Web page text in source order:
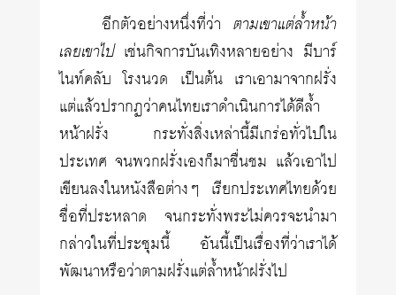
อีกตัวอย่างหนึ่งที่ว่า ตามเขาแต่ล้ำหน้า
เลยเขาไปเช่นกิจการบันเทิงหลายอย่าง มีบาร์
ไนท์คลับ โรงนวด เป็นต้น เราเอามาจากฝรั่ง
แต่แล้วปรากฏว่าคนไทยเราดำเนินการได้ดีล้ำ
หน้าฝรั่ง กระทั่งสิ่งเหล่านี้มีเกร่อทั่วไปใน
ประเทศ จนพวกฝรั่งเองก็มาชื่นชม แล้วเอาไป
เขียนลงในหนังสือต่างๆ เรียกประเทศไทยด้วย
ชื่อที่ประหลาด จนกระทั่งพระไม่ควรจะนำมา
กล่าวในที่ประชุมนี้ อันนี้เป็นเรื่องที่ว่าเราได้
พัฒนาหรือว่าตามฝรั่งแต่ล้ำหน้าฝรั่งไป